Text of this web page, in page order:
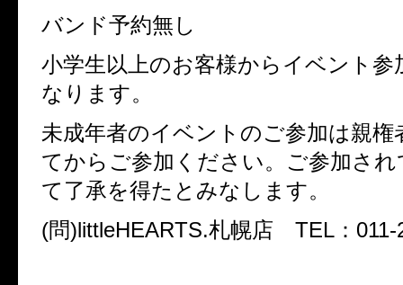
バンド予約無し
小学生以上のお客様からイベント参
なります。
未成年者のイベントのご参加は親権
てからご参加ください。ご参加さ
て了承を得たとみなします。
(問)littleHEARTS.札幌店 TEL：011-